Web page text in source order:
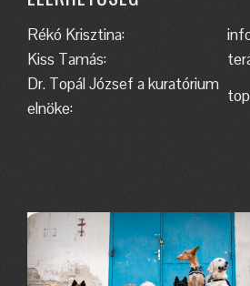
Rékó Krisztina:
Kiss Tamás:
Dr. Topál József a kuratórium
elnöke: